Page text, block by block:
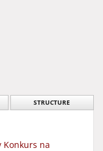
STRUCTURE
Konkurs na